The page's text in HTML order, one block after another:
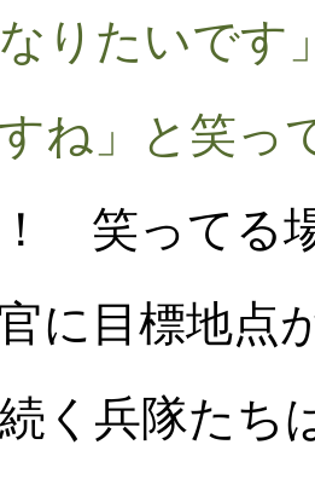
りたいです
ね」と笑っ
笑ってる
に目標地点
く兵隊たち